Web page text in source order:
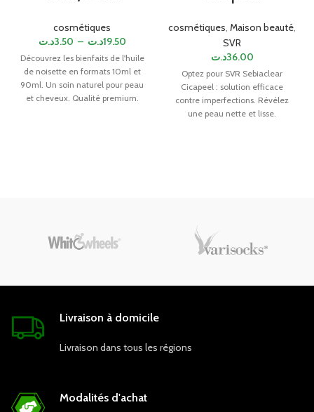
cosmétiques
3.50د.ت – 19.50د.ت
Découvrez les bienfaits de l'huile
de noisette en formats 10ml et
90ml. Un soin naturel pour peau
et cheveux. Qualité premium.
cosmétiques, Maison beauté,
SVR
36.00د.ت
Optez pour SVR Sebiaclear
Cicapeel : solution efficace
contre imperfections. Révélez
une peau nette et lisse.
Livraison à domicile
Livraison dans tous les régions
Modalités d'achat